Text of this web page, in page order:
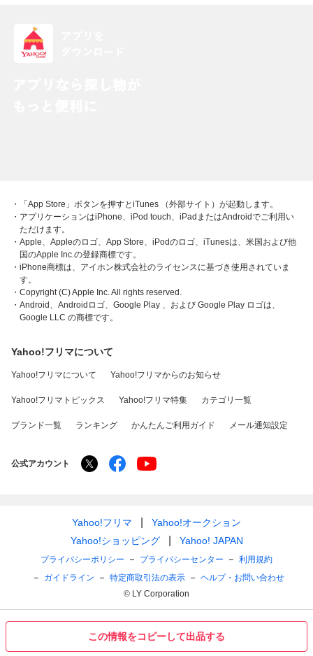
この情報をコピーして出品する
・「App Store」ボタンを押すとiTunes （外部サイト）が起動します。
・アプリケーションはiPhone、iPod touch、iPadまたはAndroidでご利用い
ただけます。
・Apple、Appleのロゴ、App Store、iPodのロゴ、iTunesは、米国および他
国のApple Inc.の登録商標です。
・iPhone商標は、アイホン株式会社のライセンスに基づき使用されていま
す。
・Copyright (C) Apple Inc. All rights reserved.
・Android、Androidロゴ、Google Play 、および Google Play ロゴは、
Google LLC の商標です。
Yahoo!フリマについて
Yahoo!フリマについて Yahoo!フリマからのお知らせ
Yahoo!フリマトピックス Yahoo!フリマ特集 カテゴリ一覧
ブランド一覧 ランキング かんたんご利用ガイド メール通知設定
公式アカウント
Yahoo!フリマ
Yahoo!オークション
Yahoo!ショッピング
Yahoo! JAPAN
プライバシーポリシー プライバシーセンター
利用規約
ガイドライン
特定商取引法の表示
ヘルプ・お問い合わせ
© LY Corporation